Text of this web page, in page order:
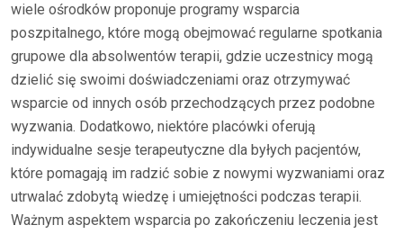
wiele ośrodków proponuje programy wsparcia
poszpitalnego, które mogą obejmować regularne spotkania
grupowe dla absolwentów terapii, gdzie uczestnicy mogą
dzielić się swoimi doświadczeniami oraz otrzymywać
wsparcie od innych osób przechodzących przez podobne
wyzwania. Dodatkowo, niektóre placówki oferują
indywidualne sesje terapeutyczne dla byłych pacjentów,
które pomagają im radzić sobie z nowymi wyzwaniami oraz
utrwalać zdobytą wiedzę i umiejętności podczas terapii.
Ważnym aspektem wsparcia po zakończeniu leczenia jest